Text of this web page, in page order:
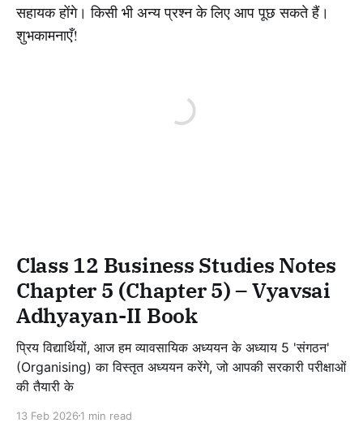
सहायक होंगे। किसी भी अन्य प्रश्न के लिए आप पूछ सकते हैं।
शुभकामनाएँ!
Class 12 Business Studies Notes
Chapter 5 (Chapter 5) – Vyavsai
Adhyayan-II Book
प्रिय विद्यार्थियों, आज हम व्यावसायिक अध्ययन के अध्याय 5 'संगठन'
(Organising) का विस्तृत अध्ययन करेंगे, जो आपकी सरकारी परीक्षाओं
की तैयारी के
13 Feb 2026 1 min read